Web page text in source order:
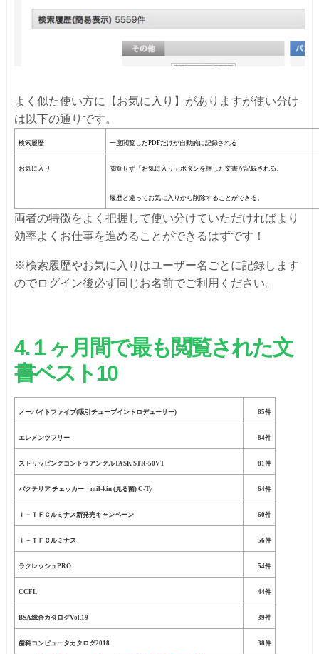
よく似た使い方に【お気に入り】がありますが使い分け
は以下の通りです。
検索履歴 一度閲覧したPDFだけが自動的に記録される
お気に入り 閲覧せず「お気に入り」ボタンを押した文書が記録される。
履歴と違ってお気に入りから削除することができる。
両者の特徴をよく把握して使い分けていただければより
効率よくお仕事を進めることができるはずです！
※検索履歴やお気に入りはユーザー名ごとに記録します
のでログイン後必ず同じお名前でご利用ください。
4.１ヶ月間で最も閲覧された文
書ベスト10
ノーバイトファイブ(吸引チューブイントロデューサー) 85件
エレメンツフリー 84件
ストリッピングコントラアングルTASK STR-50VT 81件
バクテリア チェッカー「mil-kin (見る菌) C-Ty 64件
ｉ－ＴＦＣルミナス新発売キャンペーン 60件
ｉ－ＴＦＣルミナス 56件
ラクレッシュPRO 54件
CCFL 44件
BSA総合カタログVol.19 39件
歯科コンピュータカタログ2018 38件